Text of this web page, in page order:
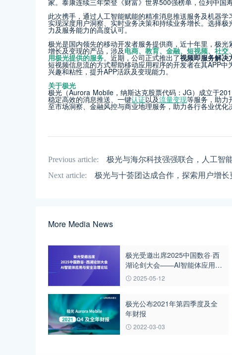
家。泰康连续三年荣登《财富》世界500强榜单，位列中国
此次携手，通过人工智能赋能的精准消息推送服务及机器
实现深度用户洞察、实时业务决策和持续业务增长。选择
力及服务能力的高度认可。
极光是国内领先的移动开发者服务提供商，近十年里，极
增长及变现的产品，涉及电商、教育、金融、短视频、社交
用极光提供的服务。近期，公司正式推出了视频即服务解决
短视频信息流的方式帮助移动应用程序的开发者在其APP
兴趣和粘性，提升APP活跃及变现能力。
关于极光
极光（Aurora Mobile，纳斯达克股票代码：JG）成立于
稳定高效的消息推送、一键认证以及流量变现等服务，助力
至市场洞察、金融风控与商业地理服务，助力各行各业优化
Previous article:
极光与海尔科技强强联合，人工智
Next article:
极光与十荟团达成合作，探索用户增长
More Media News
极光受邀出席2025中国数谷·西
湖论剑大会——AI智能体应用与
安全治理论坛
2025-05-12
极光公布2021年第四季度及全
年财报
2022-03-03